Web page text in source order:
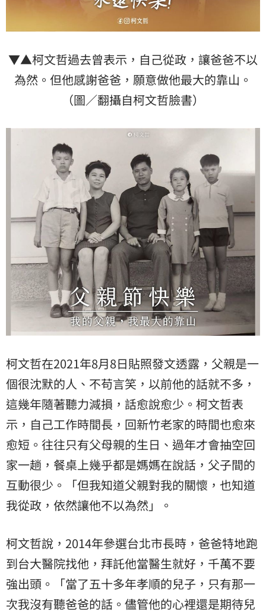
▼▲柯文哲過去曾表示，自己從政，讓爸爸不以
為然。但他感謝爸爸，願意做他最大的靠山。
（圖／翻攝自柯文哲臉書）
柯文哲在2021年8月8日貼照發文透露，父親是一
個很沈默的人、不苟言笑，以前他的話就不多，
這幾年隨著聽力減損，話愈說愈少。柯文哲表
示，自己工作時間長，回新竹老家的時間也愈來
愈短。往往只有父母親的生日、過年才會抽空回
家一趟，餐桌上幾乎都是媽媽在說話，父子間的
互動很少。「但我知道父親對我的關懷，也知道
我從政，依然讓他不以為然」。
柯文哲說，2014年參選台北市長時，爸爸特地跑
到台大醫院找他，拜託他當醫生就好，千萬不要
強出頭。「當了五十多年孝順的兒子，只有那一
次我沒有聽爸爸的話。儘管他的心裡還是期待兒